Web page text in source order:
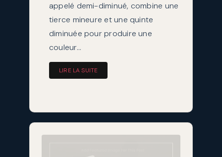
appelé demi-diminué, combine une
tierce mineure et une quinte
diminuée pour produire une
couleur…
LIRE LA SUITE